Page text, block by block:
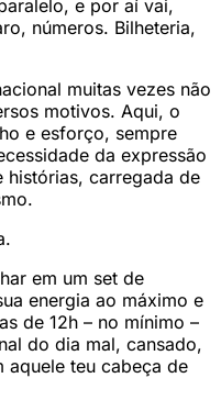
e por aí vai,
números. Bilheteria,
muitas vezes não
motivos. Aqui, o
e esforço, sempre
da expressão
histórias, carregada de
em um set de
energia ao máximo e
de 12h – no mínimo –
do dia mal, cansado,
aquele teu cabeça de